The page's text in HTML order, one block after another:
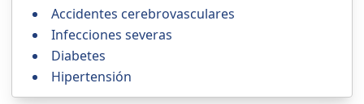
Accidentes cerebrovasculares
Infecciones severas
Diabetes
Hipertensión